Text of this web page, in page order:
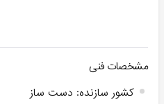
مشخصات فنی
کشور سازنده: دست ساز